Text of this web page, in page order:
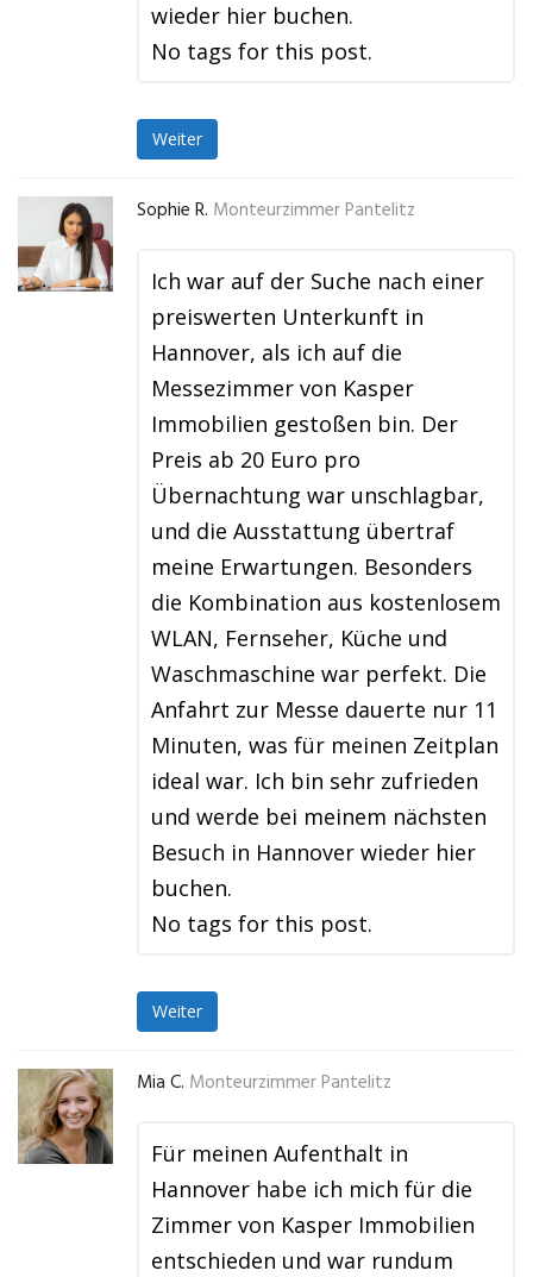
wieder hier buchen.
No tags for this post.
Weiter
Sophie R. Monteurzimmer Pantelitz
Ich war auf der Suche nach einer
preiswerten Unterkunft in
Hannover, als ich auf die
Messezimmer von Kasper
Immobilien gestoßen bin. Der
Preis ab 20 Euro pro
Übernachtung war unschlagbar,
und die Ausstattung übertraf
meine Erwartungen. Besonders
die Kombination aus kostenlosem
WLAN, Fernseher, Küche und
Waschmaschine war perfekt. Die
Anfahrt zur Messe dauerte nur 11
Minuten, was für meinen Zeitplan
ideal war. Ich bin sehr zufrieden
und werde bei meinem nächsten
Besuch in Hannover wieder hier
buchen.
No tags for this post.
Weiter
Mia C. Monteurzimmer Pantelitz
Für meinen Aufenthalt in
Hannover habe ich mich für die
Zimmer von Kasper Immobilien
entschieden und war rundum